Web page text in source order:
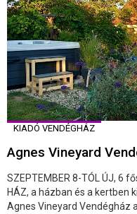
KIADÓ VENDÉGHÁZ
Agnes Vineyard
SZEPTEMBER 8-TÓL ÚJ, 6
HÁZ, a házban és a kertben
Agnes Vineyard Vendégház